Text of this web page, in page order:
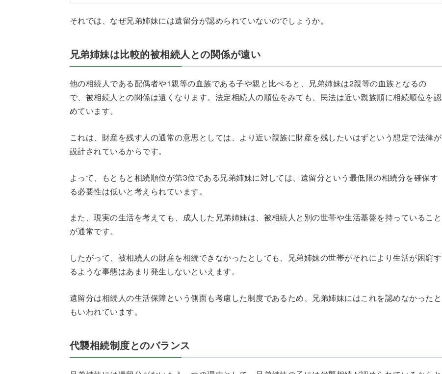
それでは、なぜ兄弟姉妹には遺留分が認められていないのでしょうか。
兄弟姉妹は比較的被相続人との関係が遠い
他の相続人である配偶者や1親等の血族である子や親と比べると、兄弟姉妹は2親等の血族となるの
で、被相続人との関係は遠くなります。法定相続人の順位をみても、民法は近い親族順に相続順位を認
めています。
これは、財産を残す人の通常の意思としては、より近い親族に財産を残したいはずという想定で法律が
設計されているからです。
よって、もともと相続順位が第3位である兄弟姉妹に対しては、遺留分という最低限の相続分を確保す
る必要性は低いと考えられています。
また、現実の生活を考えても、成人した兄弟姉妹は、被相続人と別の世帯や生活基盤を持っていること
が通常です。
したがって、被相続人の財産を相続できなかったとしても、兄弟姉妹の世帯がそれにより生活が困窮す
るような事態はあまり発生しないといえます。
遺留分は相続人の生活保障という側面も考慮した制度であるため、兄弟姉妹にはこれを認めなかったと
もいわれています。
代襲相続制度とのバランス